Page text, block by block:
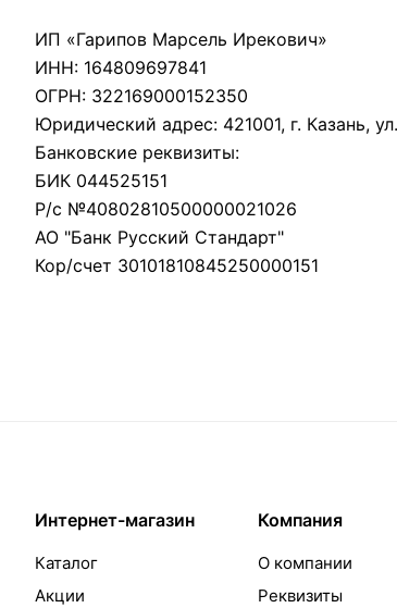
ИП «Гарипов Марсель Ирекович»
ИНН: 164809697841
ОГРН: 322169000152350
Юридический адрес: 421001, г. Казань,
Банковские реквизиты:
БИК 044525151
Р/с №40802810500000021026
АО "Банк Русский Стандарт"
Кор/счет 30101810845250000151
Интернет-магазин
Каталог
Акции
Компания
О компании
Реквизиты